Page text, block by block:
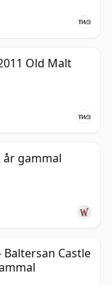
Old Malt
år gammal
Castle